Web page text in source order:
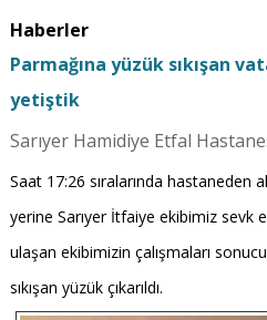
Haberler
Parmağına yüzük sıkışan
yetiştik
Sarıyer Hamidiye Etfal
Saat 17:26 sıralarında hastaneden
yerine Sarıyer İtfaiye ekibimiz sevk
ulaşan ekibimizin çalışmaları
sıkışan yüzük çıkarıldı.